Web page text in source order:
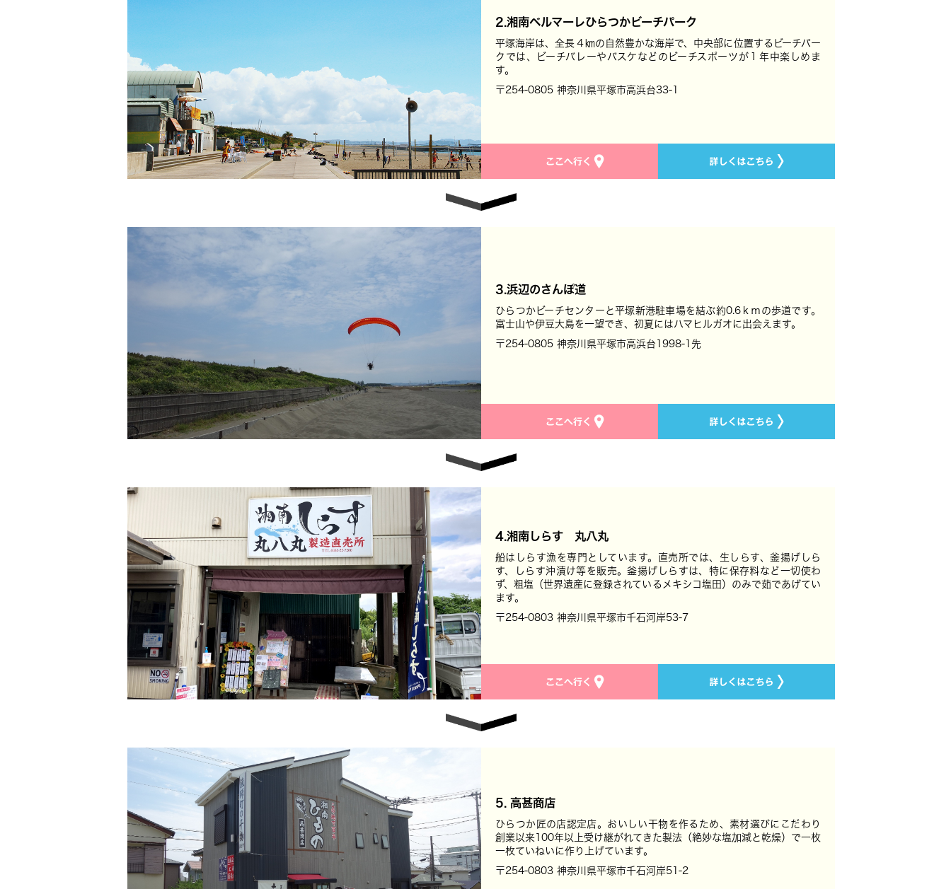
2.湘南ベルマーレひらつかビーチパーク
平塚海岸は、全長４㎞の自然豊かな海岸で、中央部に位置するビーチパー
クでは、ビーチバレーやバスケなどのビーチスポーツが１年中楽しめま
す。
〒254-0805 神奈川県平塚市高浜台33-1
3.浜辺のさんぽ道
ひらつかビーチセンターと平塚新港駐車場を結ぶ約0.6ｋｍの歩道です。
富士山や伊豆大島を一望でき、初夏にはハマヒルガオに出会えます。
〒254-0805 神奈川県平塚市高浜台1998-1先
4.湘南しらす 丸八丸
船はしらす漁を専門としています。直売所では、生しらす、釜揚げしら
す、しらす沖漬け等を販売。釜揚げしらすは、特に保存料など一切使わ
ず、粗塩（世界遺産に登録されているメキシコ塩田）のみで茹であげてい
ます。
〒254-0803 神奈川県平塚市千石河岸53-7
5. 高甚商店
ひらつか匠の店認定店。おいしい干物を作るため、素材選びにこだわり
創業以来100年以上受け継がれてきた製法（絶妙な塩加減と乾燥）で一枚
一枚ていねいに作り上げています。
〒254-0803 神奈川県平塚市千石河岸51-2